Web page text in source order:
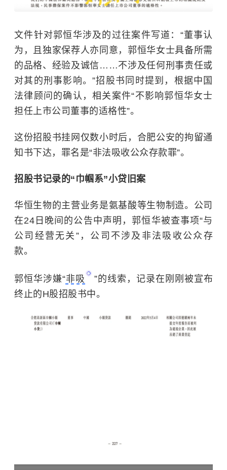
文件针对郭恒华涉及的过往案件写道：“董事认
为，且独家保荐人亦同意，郭恒华女士具备所需
的品格、经验及诚信……不涉及任何刑事责任或
对其的刑事影响。”招股书同时提到，根据中国
法律顾问的确认，相关案件“不影响郭恒华女士
担任上市公司董事的适格性”。
这份招股书挂网仅数小时后，合肥公安的拘留通
知书下达，罪名是“非法吸收公众存款罪”。
招股书记录的“巾帼系”小贷旧案
华恒生物的主营业务是氨基酸等生物制造。公司
在24日晚间的公告中声明，郭恒华被查事项“与
公司经营无关”，公司不涉及非法吸收公众存
款。
郭恒华涉嫌“非吸
”的线索，记录在刚刚被宣布
终止的H股招股书中。